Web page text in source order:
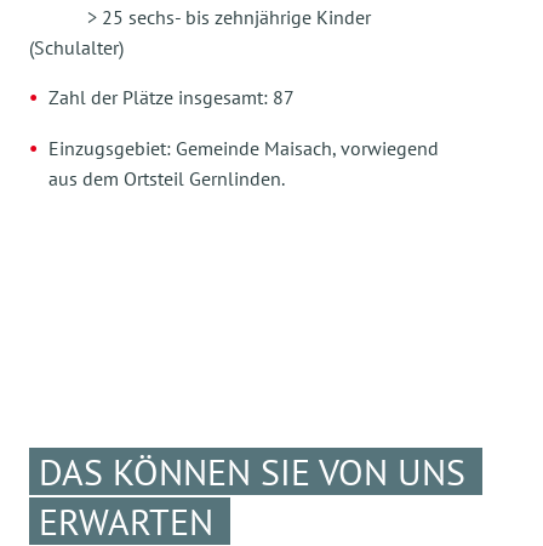
> 25 sechs- bis zehnjährige Kinder
(Schulalter)
Zahl der Plätze insgesamt: 87
Einzugsgebiet: Gemeinde Maisach, vorwiegend
aus dem Ortsteil Gernlinden.
DAS KÖNNEN SIE VON UNS
ERWARTEN